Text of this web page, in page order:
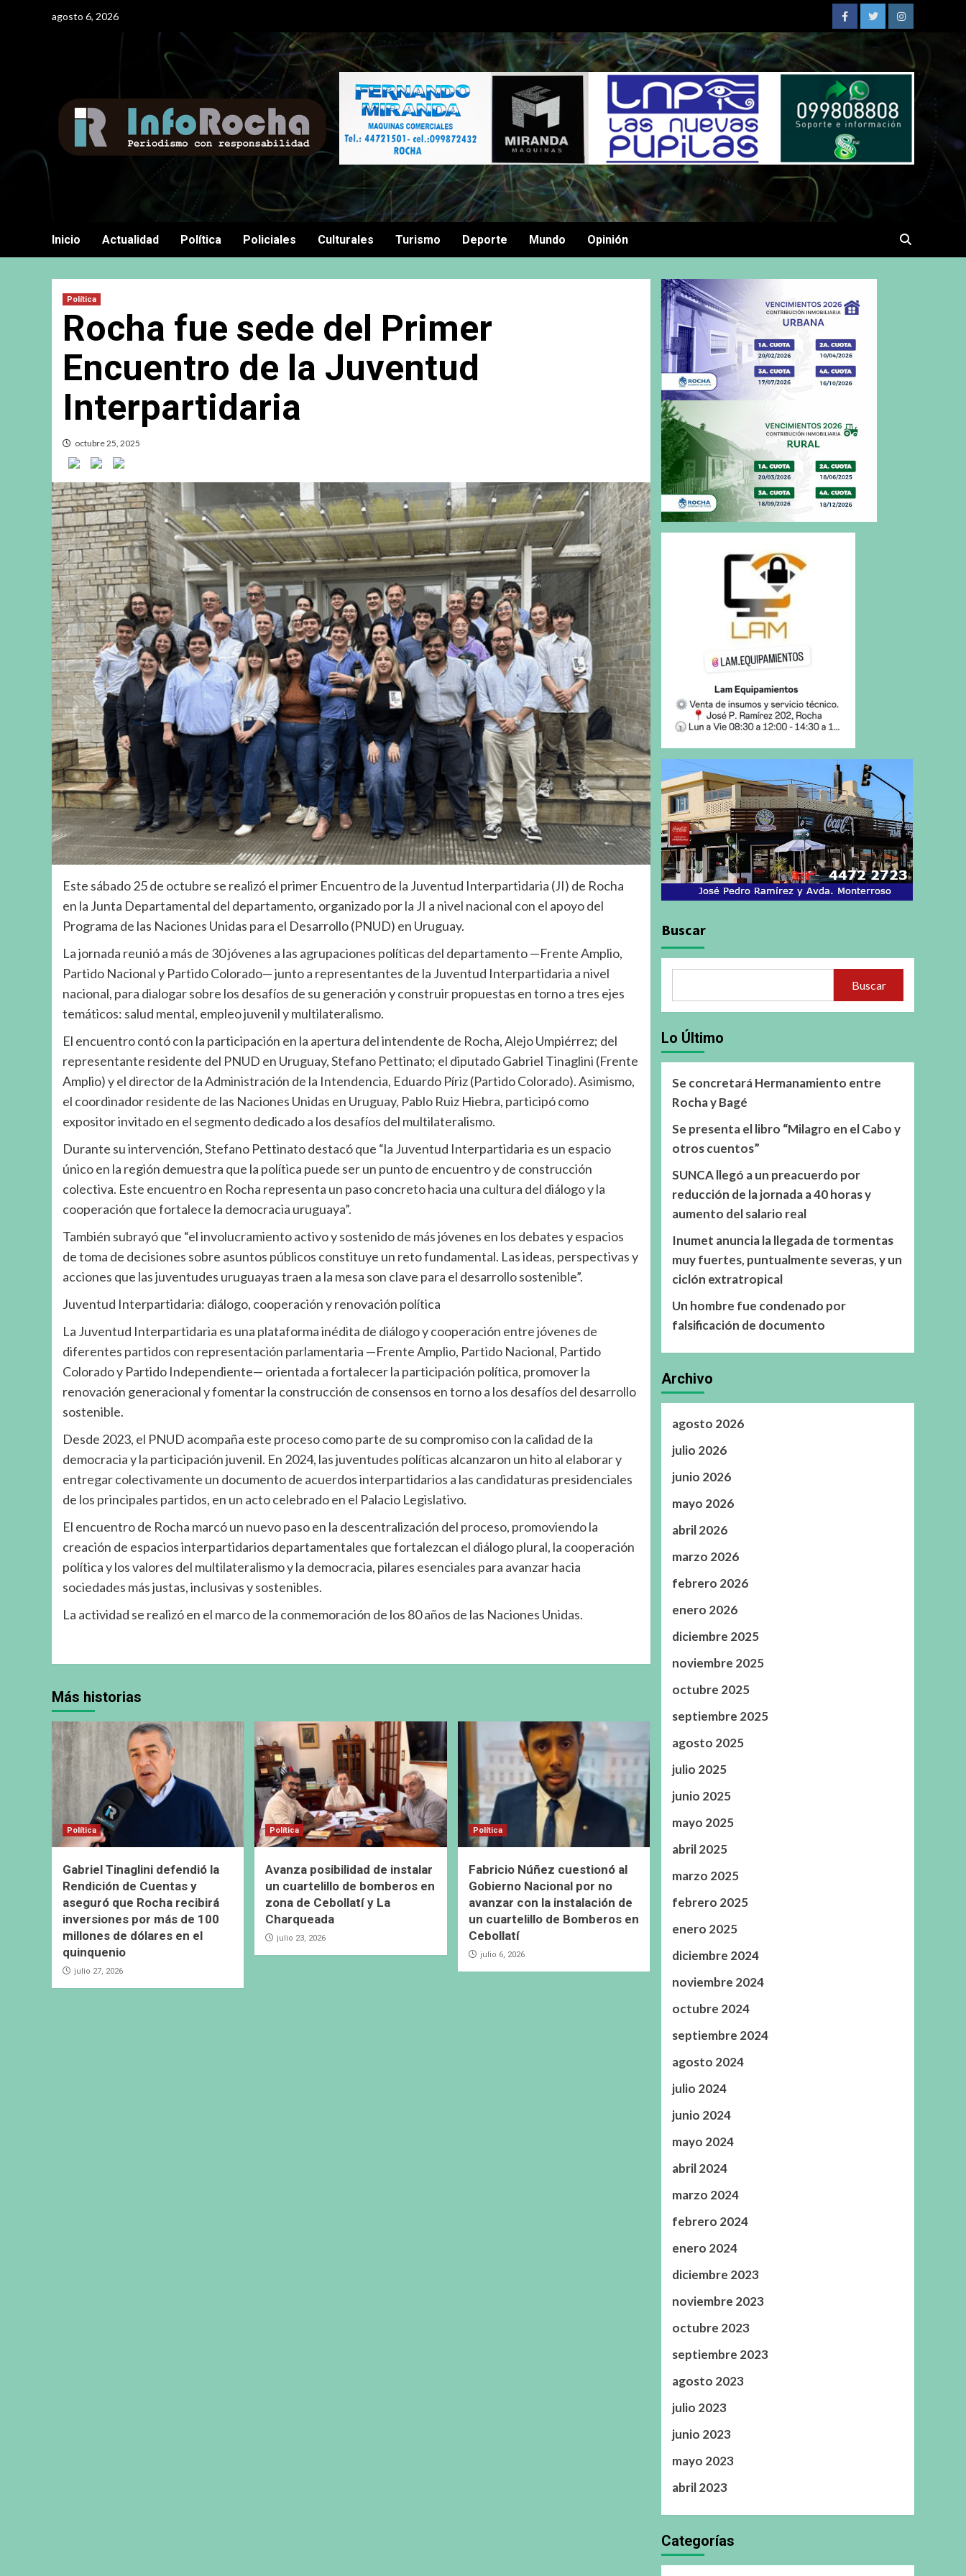
agosto 6, 2026
FacebookTwitterInstagram
Inicio Actualidad Política Policiales Culturales Turismo Deporte Mundo Opinión
Política
Rocha fue sede del Primer
Encuentro de la Juventud
Interpartidaria
octubre 25, 2025
Este sábado 25 de octubre se realizó el primer Encuentro de la Juventud Interpartidaria (JI) de Rocha
en la Junta Departamental del departamento, organizado por la JI a nivel nacional con el apoyo del
Programa de las Naciones Unidas para el Desarrollo (PNUD) en Uruguay.
La jornada reunió a más de 30 jóvenes a las agrupaciones políticas del departamento —Frente Amplio,
Partido Nacional y Partido Colorado— junto a representantes de la Juventud Interpartidaria a nivel
nacional, para dialogar sobre los desafíos de su generación y construir propuestas en torno a tres ejes
temáticos: salud mental, empleo juvenil y multilateralismo.
El encuentro contó con la participación en la apertura del intendente de Rocha, Alejo Umpiérrez; del
representante residente del PNUD en Uruguay, Stefano Pettinato; el diputado Gabriel Tinaglini (Frente
Amplio) y el director de la Administración de la Intendencia, Eduardo Píriz (Partido Colorado). Asimismo,
el coordinador residente de las Naciones Unidas en Uruguay, Pablo Ruiz Hiebra, participó como
expositor invitado en el segmento dedicado a los desafíos del multilateralismo.
Durante su intervención, Stefano Pettinato destacó que “la Juventud Interpartidaria es un espacio
único en la región demuestra que la política puede ser un punto de encuentro y de construcción
colectiva. Este encuentro en Rocha representa un paso concreto hacia una cultura del diálogo y la
cooperación que fortalece la democracia uruguaya”.
También subrayó que “el involucramiento activo y sostenido de más jóvenes en los debates y espacios
de toma de decisiones sobre asuntos públicos constituye un reto fundamental. Las ideas, perspectivas y
acciones que las juventudes uruguayas traen a la mesa son clave para el desarrollo sostenible”.
Juventud Interpartidaria: diálogo, cooperación y renovación política
La Juventud Interpartidaria es una plataforma inédita de diálogo y cooperación entre jóvenes de
diferentes partidos con representación parlamentaria —Frente Amplio, Partido Nacional, Partido
Colorado y Partido Independiente— orientada a fortalecer la participación política, promover la
renovación generacional y fomentar la construcción de consensos en torno a los desafíos del desarrollo
sostenible.
Desde 2023, el PNUD acompaña este proceso como parte de su compromiso con la calidad de la
democracia y la participación juvenil. En 2024, las juventudes políticas alcanzaron un hito al elaborar y
entregar colectivamente un documento de acuerdos interpartidarios a las candidaturas presidenciales
de los principales partidos, en un acto celebrado en el Palacio Legislativo.
El encuentro de Rocha marcó un nuevo paso en la descentralización del proceso, promoviendo la
creación de espacios interpartidarios departamentales que fortalezcan el diálogo plural, la cooperación
política y los valores del multilateralismo y la democracia, pilares esenciales para avanzar hacia
sociedades más justas, inclusivas y sostenibles.
La actividad se realizó en el marco de la conmemoración de los 80 años de las Naciones Unidas.
Más historias
Política
Gabriel Tinaglini defendió la
Rendición de Cuentas y
aseguró que Rocha recibirá
inversiones por más de 100
millones de dólares en el
quinquenio
julio 27, 2026
Política
Avanza posibilidad de instalar
un cuartelillo de bomberos en
zona de Cebollatí y La
Charqueada
julio 23, 2026
Política
Fabricio Núñez cuestionó al
Gobierno Nacional por no
avanzar con la instalación de
un cuartelillo de Bomberos en
Cebollatí
julio 6, 2026
Buscar
Buscar
Lo Último
Se concretará Hermanamiento entre
Rocha y Bagé
Se presenta el libro “Milagro en el Cabo y
otros cuentos”
SUNCA llegó a un preacuerdo por
reducción de la jornada a 40 horas y
aumento del salario real
Inumet anuncia la llegada de tormentas
muy fuertes, puntualmente severas, y un
ciclón extratropical
Un hombre fue condenado por
falsificación de documento
Archivo
agosto 2026
julio 2026
junio 2026
mayo 2026
abril 2026
marzo 2026
febrero 2026
enero 2026
diciembre 2025
noviembre 2025
octubre 2025
septiembre 2025
agosto 2025
julio 2025
junio 2025
mayo 2025
abril 2025
marzo 2025
febrero 2025
enero 2025
diciembre 2024
noviembre 2024
octubre 2024
septiembre 2024
agosto 2024
julio 2024
junio 2024
mayo 2024
abril 2024
marzo 2024
febrero 2024
enero 2024
diciembre 2023
noviembre 2023
octubre 2023
septiembre 2023
agosto 2023
julio 2023
junio 2023
mayo 2023
abril 2023
Categorías